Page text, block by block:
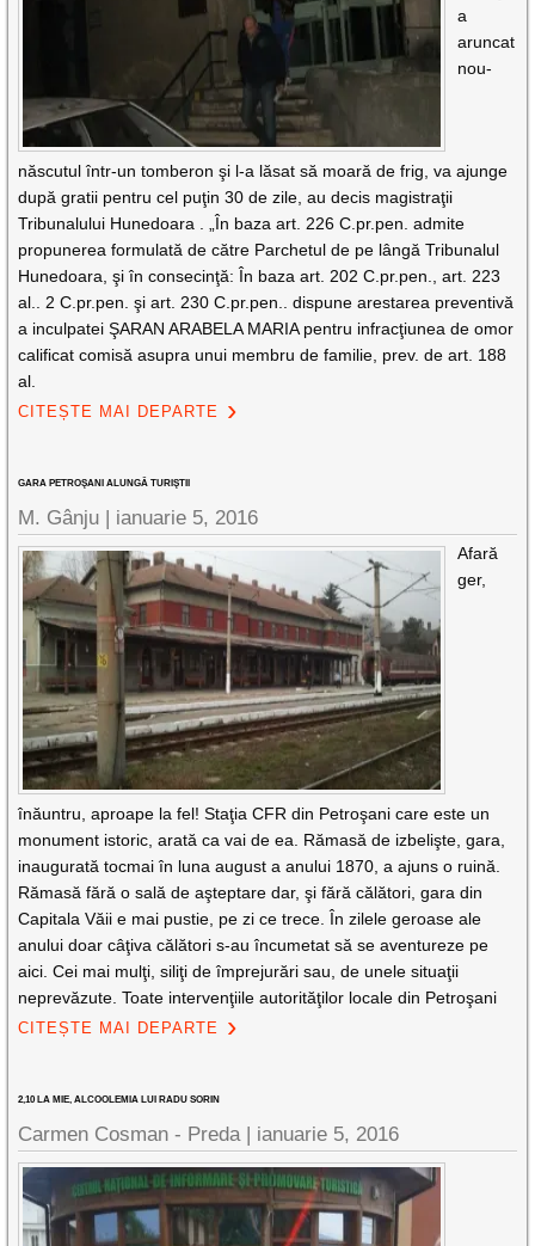
a
aruncat
nou-
născutul într-un tomberon şi l-a lăsat să moară de frig, va ajunge
după gratii pentru cel puţin 30 de zile, au decis magistraţii
Tribunalului Hunedoara . „În baza art. 226 C.pr.pen. admite
propunerea formulată de către Parchetul de pe lângă Tribunalul
Hunedoara, şi în consecinţă: În baza art. 202 C.pr.pen., art. 223
al.. 2 C.pr.pen. şi art. 230 C.pr.pen.. dispune arestarea preventivă
a inculpatei ŞARAN ARABELA MARIA pentru infracţiunea de omor
calificat comisă asupra unui membru de familie, prev. de art. 188
al.
CITEȘTE MAI DEPARTE
GARA PETROŞANI ALUNGĂ TURIŞTII
M. Gânju | ianuarie 5, 2016
Afară
ger,
înăuntru, aproape la fel! Staţia CFR din Petroşani care este un
monument istoric, arată ca vai de ea. Rămasă de izbelişte, gara,
inaugurată tocmai în luna august a anului 1870, a ajuns o ruină.
Rămasă fără o sală de aşteptare dar, şi fără călători, gara din
Capitala Văii e mai pustie, pe zi ce trece. În zilele geroase ale
anului doar câţiva călători s-au încumetat să se aventureze pe
aici. Cei mai mulţi, siliţi de împrejurări sau, de unele situaţii
neprevăzute. Toate intervenţiile autorităţilor locale din Petroşani
CITEȘTE MAI DEPARTE
2,10 LA MIE, ALCOOLEMIA LUI RADU SORIN
Carmen Cosman - Preda | ianuarie 5, 2016